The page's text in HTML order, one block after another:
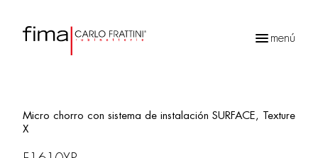
menú
Micro chorro con sistema de instalación SURFACE, Texture
X